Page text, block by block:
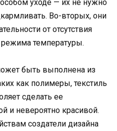
уходе — их не нужно
Во-вторых, они
от отсутствия
температуры.
быть выполнена из
как полимеры, текстиль
сделать ее
и невероятно красивой.
создатели дизайна